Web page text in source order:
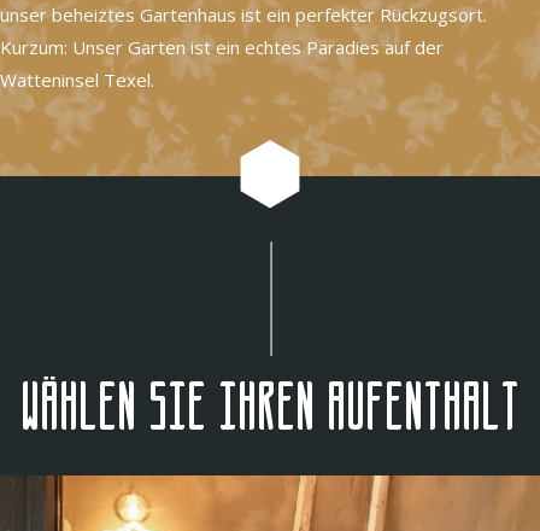
unser beheiztes Gartenhaus ist ein perfekter Rückzugsort.
Kurzum: Unser Garten ist ein echtes Paradies auf der
Watteninsel Texel.
Wählen Sie Ihren Aufenthalt